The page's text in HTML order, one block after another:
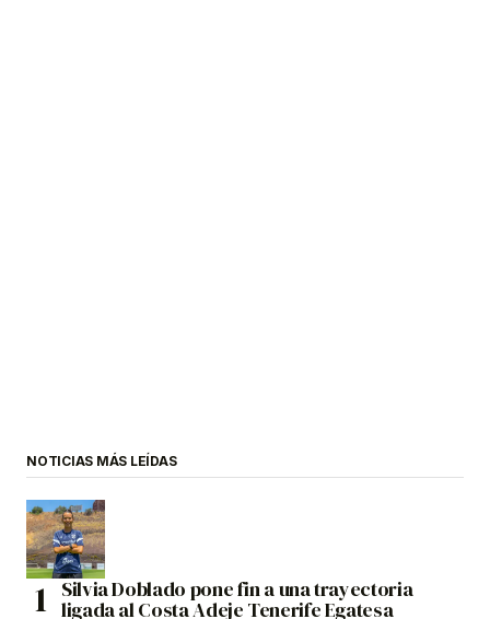
NOTICIAS MÁS LEÍDAS
Silvia Doblado pone fin a una trayectoria
ligada al Costa Adeje Tenerife Egatesa